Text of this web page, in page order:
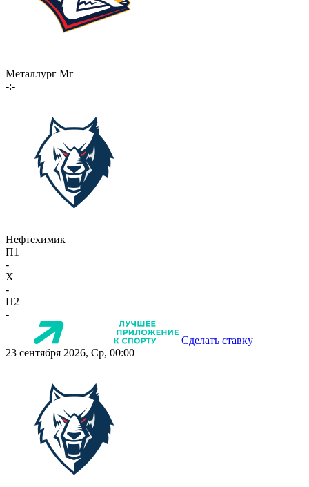
Металлург Мг
-:-
Нефтехимик
П1
-
X
-
П2
-
Сделать ставку
23 сентября 2026, Ср, 00:00